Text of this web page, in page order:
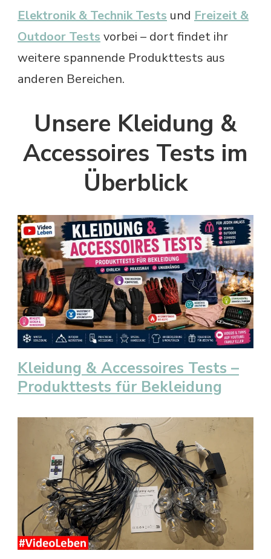
Elektronik & Technik Tests und Freizeit &
Outdoor Tests vorbei – dort findet ihr
weitere spannende Produkttests aus
anderen Bereichen.
Unsere Kleidung &
Accessoires Tests im
Überblick
Kleidung & Accessoires Tests –
Produkttests für Bekleidung